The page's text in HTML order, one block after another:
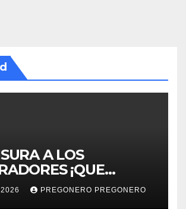
A LOS
¡QUE
PREGONERO PREGONERO